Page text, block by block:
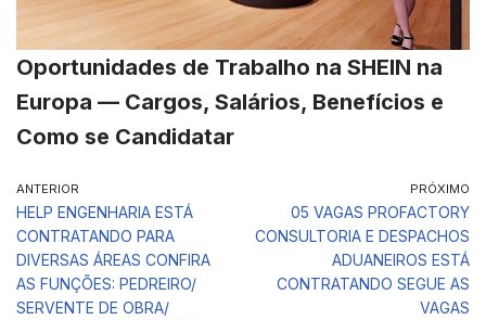
Oportunidades de Trabalho na SHEIN na
Europa — Cargos, Salários, Benefícios e
Como se Candidatar
ANTERIOR
HELP ENGENHARIA ESTÁ
CONTRATANDO PARA
DIVERSAS ÁREAS CONFIRA
AS FUNÇÕES: PEDREIRO/
SERVENTE DE OBRA/
PRÓXIMO
05 VAGAS PROFACTORY
CONSULTORIA E DESPACHOS
ADUANEIROS ESTÁ
CONTRATANDO SEGUE AS
VAGAS